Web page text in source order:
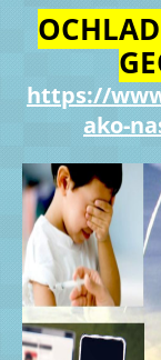
https://
ako-